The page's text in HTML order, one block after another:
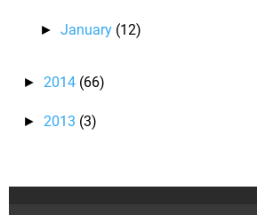
►January (12)
► 2014 (66)
► 2013 (3)